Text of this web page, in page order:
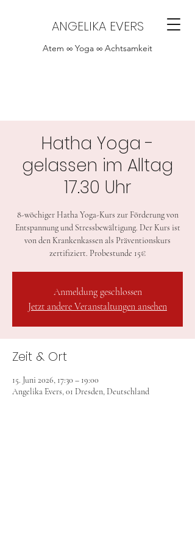
ANGELIKA EVERS
Atem ∞ Yoga ∞ Achtsamkeit
Hatha Yoga -
gelassen im Alltag
17.30 Uhr
8-wöchiger Hatha Yoga-Kurs zur Förderung von
Entspannung und Stressbewältigung. Der Kurs ist
von den Krankenkassen als Präventionskurs
zertifiziert. Probestunde 15€
Anmeldung geschlossen
Jetzt andere Veranstaltungen ansehen
Zeit & Ort
15. Juni 2026, 17:30 – 19:00
Angelika Evers, 01 Dresden, Deutschland